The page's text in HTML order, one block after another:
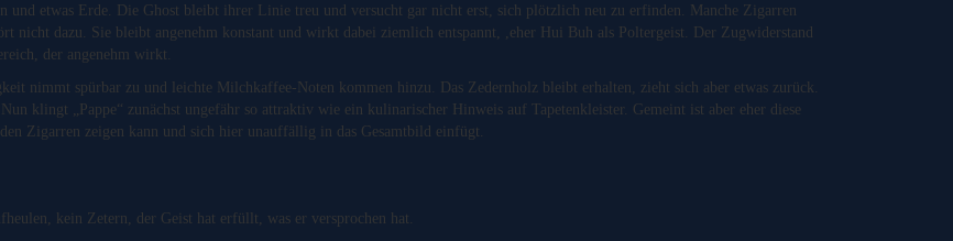
und etwas Erde. Die Ghost bleibt ihrer Linie treu und versucht gar nicht erst, sich plötzlich neu zu erfinden. Manche Zigarren
nicht dazu. Sie bleibt angenehm konstant und wirkt dabei ziemlich entspannt, ,eher Hui Buh als Poltergeist. Der Zugwiderstand
der angenehm wirkt.
nimmt spürbar zu und leichte Milchkaffee-Noten kommen hinzu. Das Zedernholz bleibt erhalten, zieht sich aber etwas zurück.
klingt „Pappe“ zunächst ungefähr so attraktiv wie ein kulinarischer Hinweis auf Tapetenkleister. Gemeint ist aber eher diese
Zigarren zeigen kann und sich hier unauffällig in das Gesamtbild einfügt.
kein Zetern, der Geist hat erfüllt, was er versprochen hat.